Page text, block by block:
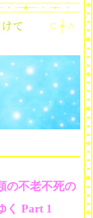
の不老不死の
く Part 1